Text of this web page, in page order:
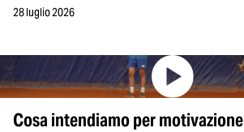
28 luglio 2026
Cosa intendiamo per motivazione